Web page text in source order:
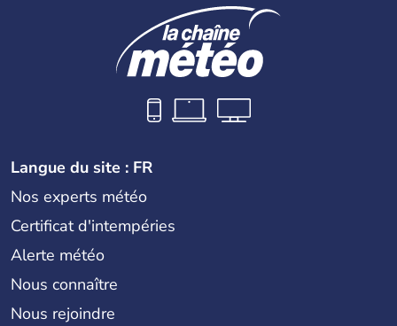
Langue du site : FR
Nos experts météo
Certificat d'intempéries
Alerte météo
Nous connaître
Nous rejoindre